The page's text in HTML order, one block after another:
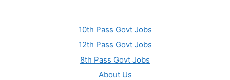
10th Pass Govt Jobs
12th Pass Govt Jobs
8th Pass Govt Jobs
About Us